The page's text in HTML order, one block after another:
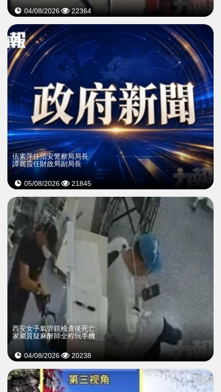
04/08/2026 22364
伍素萍任治安警察局局長
譚麗霞任財政局副局長
05/08/2026 21845
西安女子氣管鏡檢查後死亡
家屬質疑麻醉師全程玩手機
04/08/2026 20238